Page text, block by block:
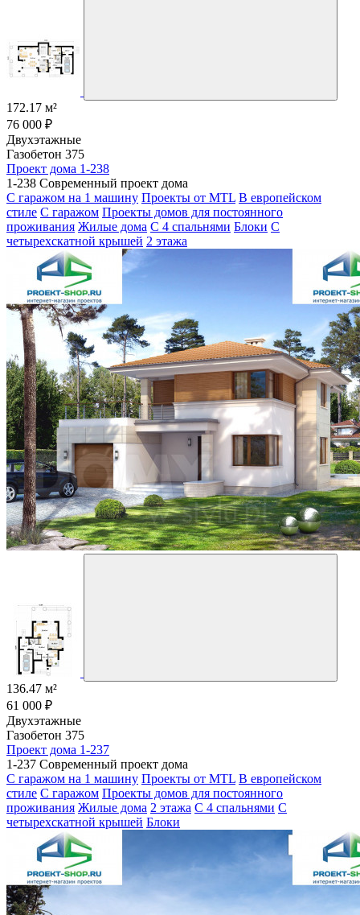
172.17 м²
76 000 ₽
Двухэтажные
Газобетон 375
Проект дома 1-238
1-238 Современный проект дома
С гаражом на 1 машину Проекты от MTL В европейском
стиле С гаражом Проекты домов для постоянного
проживания Жилые дома С 4 спальнями Блоки С
четырехскатной крышей 2 этажа
136.47 м²
61 000 ₽
Двухэтажные
Газобетон 375
Проект дома 1-237
1-237 Современный проект дома
С гаражом на 1 машину Проекты от MTL В европейском
стиле С гаражом Проекты домов для постоянного
проживания Жилые дома 2 этажа С 4 спальнями С
четырехскатной крышей Блоки